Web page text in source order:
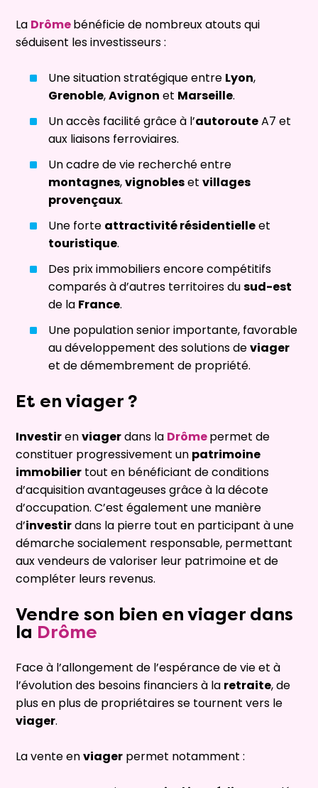
La Drômebénéficie de nombreux atouts qui
séduisent les investisseurs :
Une situation stratégique entre Lyon,
Grenoble,Avignon et Marseille.
Un accès facilité grâce à l’autorouteA7 et
aux liaisons ferroviaires.
Un cadre de vie recherché entre
montagnes,vignobleset villages
provençaux.
Une forte attractivité résidentielleet
touristique.
Des prix immobiliers encore compétitifs
comparés à d’autres territoires dusud-est
de la France.
Une population senior importante, favorable
au développement des solutions deviager
et de démembrement de propriété.
Et en viager ?
Investirenviagerdans la Drômepermet de
constituer progressivement un patrimoine
immobilier tout en bénéficiant de conditions
d’acquisition avantageuses grâce à la décote
d’occupation. C’est également une manière
d’investirdans la pierre tout en participant à une
démarche socialement responsable, permettant
aux vendeurs de valoriser leur patrimoine et de
compléter leurs revenus.
Vendre son bien en viager dans
la Drôme
Face à l’allongement de l’espérance de vie et à
l’évolution des besoins financiers à la retraite, de
plus en plus de propriétaires se tournent vers le
viager.
La vente enviager permet notamment :